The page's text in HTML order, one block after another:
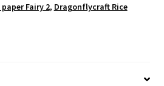
Fairy 2, Dragonflycraft Rice